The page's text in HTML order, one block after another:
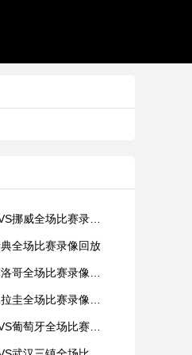
全场比赛录像回放
全场比赛录像回放
全场比赛录像回放
全场比赛录像回放
牙全场比赛录像回放